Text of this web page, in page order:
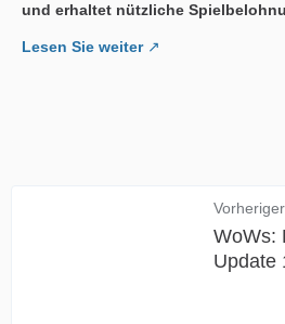
und erhaltet nützliche
Lesen Sie weiter
WoWs:
Update